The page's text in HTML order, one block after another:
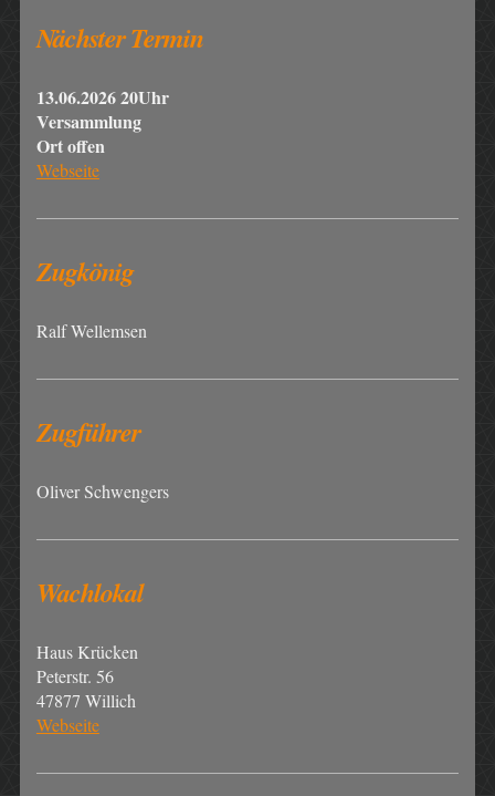
Nächster Termin
13.06.2026 20Uhr
Versammlung
Ort offen
Webseite
Zugkönig
Ralf Wellemsen
Zugführer
Oliver Schwengers
Wachlokal
Haus Krücken
Peterstr. 56
47877 Willich
Webseite